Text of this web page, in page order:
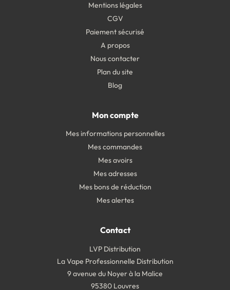
Mentions légales
CGV
Paiement sécurisé
A propos
Nous contacter
Plan du site
Blog
Mon compte
Mes informations personnelles
Mes commandes
Mes avoirs
Mes adresses
Mes bons de réduction
Mes alertes
Contact
LVP Distribution
La Vape Professionnelle Distribution
9 avenue du Noyer à la Malice
95380 Louvres